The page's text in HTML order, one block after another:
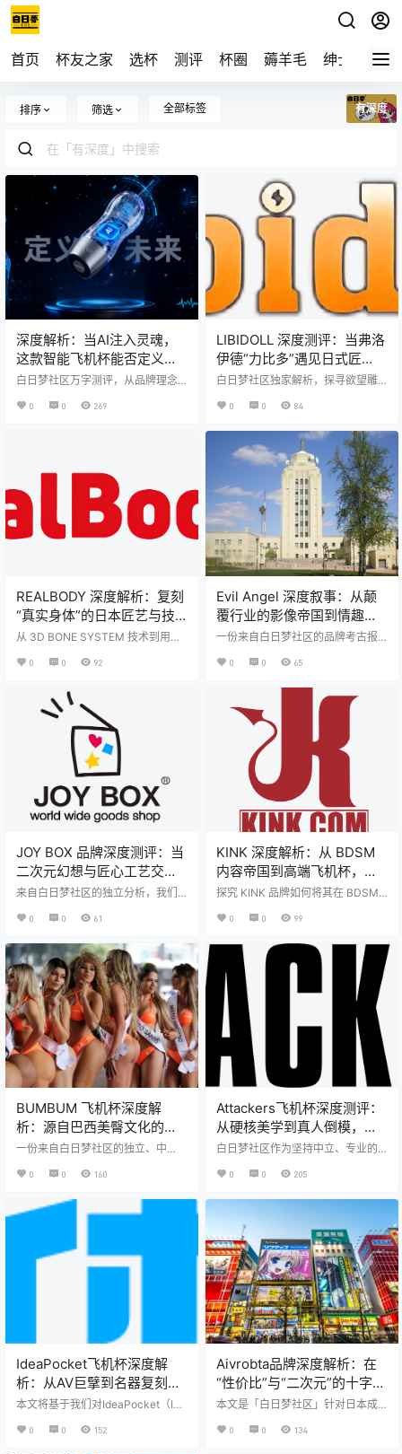
首页 杯友之家 选杯 测评 杯圈 薅羊毛 绅士 视频
排序 筛选 全部标签 有深度
深度解析：当AI注入灵魂，
这款智能飞机杯能否定义人
机交互的未来？
白日梦社区万字测评，从品牌理念
牌WISDOMBUM的核心价值。 在2
正以前所未有的力量重塑着行业的
边界与用户的体验。正是在这一时
代背景下，老牌厂商TAISEN推出了
其极具前瞻性的高端子品牌——WIS
DOMBUM 。它并非简单的产品线
0 0 269
LIBIDOLL 深度测评：当弗洛
伊德“力比多”遇见日式匠
心，这款殿堂级飞机杯是艺
白日梦社区独家解析，探寻欲望雕
阵。 在男性自慰杯（飞机杯）这一
品从满足基本生理需求的工具，向
着追求极致体感与真实体验的仿真
工艺品演变。然而，当绝大多数品
牌仍在“更逼真”、“更刺激”的物理维
度上进行探索时，一个源自日本的
品牌——LIBIDOLL ，正试图从一个
全新的维度，即精神分析与艺术哲
学，来重构人与工具、欲望与美学
的关系。它…
0 0 84
REALBODY 深度解析：复刻
“真实身体”的日本匠艺与技
术哲学
从 3D BONE SYSTEM 技术到用户
牌 REALBODY 的价值内核 前言 在
体验有着极致追求的日本市场，“真
实感”始终是各大品牌竞逐的核心赛
道。当多数品牌仍聚焦于通道构造
的革新与材质的无限趋近时，一个
名为 REALBODY 的品牌，以其“真
实身体”为核心理念，通过独特的技
术路径和品牌哲学，成功构建了自
身的“殿堂级”地位 。本篇测…
0 0 92
Evil Angel 深度叙事：从颠
覆行业的影像帝国到情趣美
学的缔造者
一份来自白日梦社区的品牌考古报
vil Angel 的历史、内核及其产品背
场中，绝大多数品牌的故事始于一
个产品创意或一种新材料的发现。
然而，Evil Angel 是一个绝对的例
外。要理解它的情趣玩具，尤其是
其备受瞩目的飞机杯系列，我们必
须将时钟拨回上世纪 80 年代末，深
入探寻一个由反叛精神、商业远见
和独特美学共同铸就的影像帝国。E
0 0 65
JOY BOX 品牌深度测评：当
二次元幻想与匠心工艺交
汇，一款飞机杯如何“打破次
来自白日梦社区的独立分析，我们
阵和用户体验四个维度，全面解析
品牌。 前言：当虚拟照进现实，情
趣用品的“二次元”变奏 在当代文化
语境中，二次元早已不再是小众圈
层的自娱自令，它作为一种审美范
式、一种情感寄托，正以惊人的速
度渗透至消费领域的方方面面。当
这种影响力延伸至成人用品行业
时，一个独特的细分赛道——二次
元飞机杯——应运而生。这不仅是
商…
0 0 61
KINK 深度解析：从 BDSM
内容帝国到高端飞机杯，解
构一个非典型品牌的专业主
探究 KINK 品牌如何将其在 BDSM
EN 的合作，转化为具有革命性体验
您带来最中立的品牌故事与产品内
核分析。 在情趣用品行业，品牌的
叙事往往围绕着材质创新、外形设
计或是对主流性愉悦的理解。然
而，当我们审视 KINK 这一品牌时，
会发现一条截然不同的路径。它并
非诞生于产品设计师的工作室，而
是源自一位哥伦比亚大学金融学博
士对特定…
0 0 99
BUMBUM 飞机杯深度解
析：源自巴西美臀文化的真
实复刻，是极致真实还是文
一份来自白日梦社区的独立、中
究报告与核心产品线分析 测评机
munity）测评中心 声明： 本报告由
基于公开资料、市场调研与实验室
模拟测试，旨在为用户提供专业、
0 0 160
Attackers飞机杯深度测评：
从硬核美学到真人倒模，一
个日本品牌的跨界之道
白日梦社区作为坚持中立、专业的
kers这一品牌，从其1996年创立的
品——**女优倒模飞机杯**的技术
实现与实际体验。我们将通过客观
的数据分析、结构解构和用户画
像，为您呈现一个全面、立体的Atta
ckers。这不仅是一篇**飞机杯测评
**，更是一次关于品牌理念如…
0 0 205
IdeaPocket飞机杯深度解
析：从AV巨擘到名器复刻，
IP社的跨界逻辑与产品测评
本文将基于我们对IdeaPocket（IP
剖析，以及对其核心产品线的独立
0 0 152
Aivrobta品牌深度解析：在
“性价比”与“二次元”的十字路
口，它如何定义新一代男性
本文是「白日梦社区」针对日本成
析报告。我们旨在通过解析其品牌
0 0 134